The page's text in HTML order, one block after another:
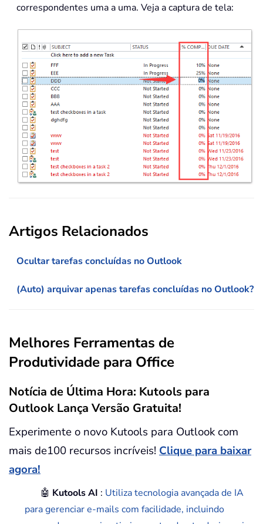
correspondentes uma a uma. Veja a captura de tela:
Artigos Relacionados
Ocultar tarefas concluídas no Outlook
(Auto) arquivar apenas tarefas concluídas no Outlook?
Melhores Ferramentas de
Produtividade para Office
Notícia de Última Hora: Kutools para
Outlook Lança Versão Gratuita!
Experimente o novo Kutools para Outlook com
mais de100 recursos incríveis! Clique para baixar
agora!
🤖 Kutools AI : Utiliza tecnologia avançada de IA
para gerenciar e-mails com facilidade, incluindo